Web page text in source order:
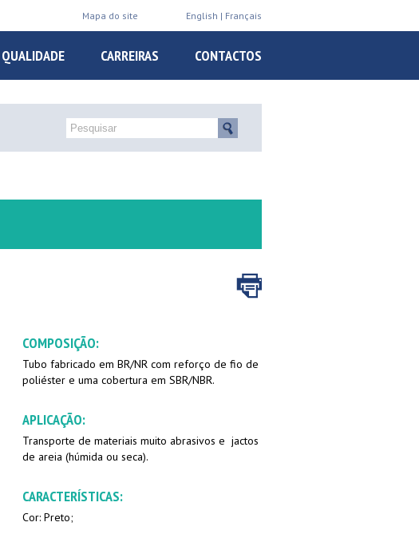
English Français
Mapa do site
QUALIDADE CARREIRAS CONTACTOS
COMPOSIÇÃO:
Tubo fabricado em BR/NR com reforço de fio de
poliéster e uma cobertura em SBR/NBR.
APLICAÇÃO:
Transporte de materiais muito abrasivos e jactos
de areia (húmida ou seca).
CARACTERÍSTICAS:
Cor: Preto;